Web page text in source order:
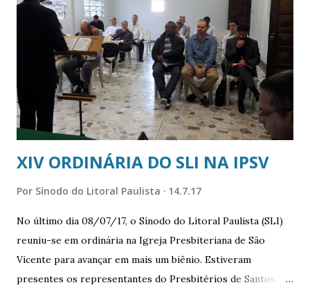
Existe uma dependência crônica do uso da mentira de forma
a ser considerada indispensável às práticas sociais e
justificadora das negligências humanas. Torna-se mais
grave quando a mentira assume sua condição de erro
doutrinário e engano religioso. A filha do diabo não poupa
nenhuma estrutura. Estaria tudo perdido? Estamos mes...
XIV ORDINÁRIA DO SLI NA IPSV
Por Sínodo do Litoral Paulista 14.7.17
No último dia 08/07/17, o Sínodo do Lítoral Paulista (SLI)
reuniu-se em ordinária na Igreja Presbiteriana de São
Vicente para avançar em mais um biênio. Estiveram
presentes os representantes do Presbitérios de Santos,